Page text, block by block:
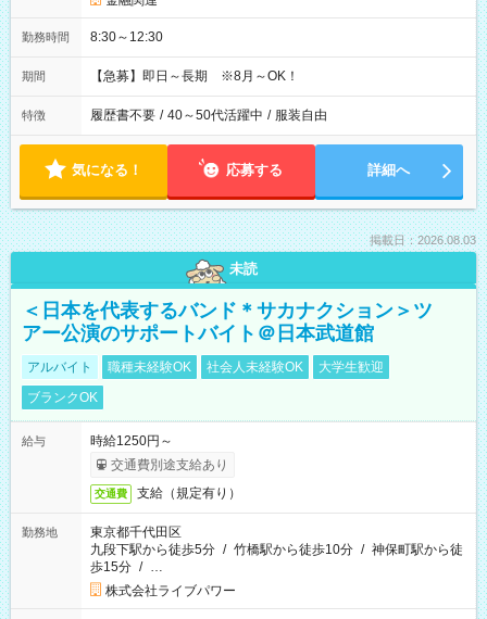
勤務時間 8:30～12:30
期間 【急募】即日～長期 ※8月～OK！
特徴 履歴書不要 / 40～50代活躍中 / 服装自由
気になる！ 応募する 詳細へ
掲載日：2026.08.03
未読
＜日本を代表するバンド＊サカナクション＞ツ
アー公演のサポートバイト＠日本武道館
アルバイト 職種未経験OK 社会人未経験OK
大学生歓迎
ブランクOK
給与
時給1250円～
交通費別途支給あり
交通費 支給（規定有り）
勤務地
東京都千代田区
九段下駅から徒歩5分 / 竹橋駅から徒歩10分 / 神保町駅から徒
歩15分 / …
株式会社ライブパワー